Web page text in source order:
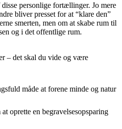
personlige fortællinger. Jo mere
bliver presset for at “klare den”
smerten, men om at skabe rum til
og i det offentlige rum.
– det skal du vide og være
måde at forene minde og natur
oprette en begravelsesopsparing